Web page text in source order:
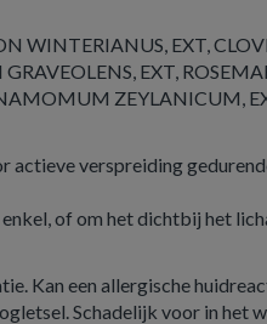
WINTERIANUS, EXT,
EXT,
ZEYLANICUM,
actieve verspreiding
enkel, of om het dichtbij het
Kan een allergische
Schadelijk voor in het